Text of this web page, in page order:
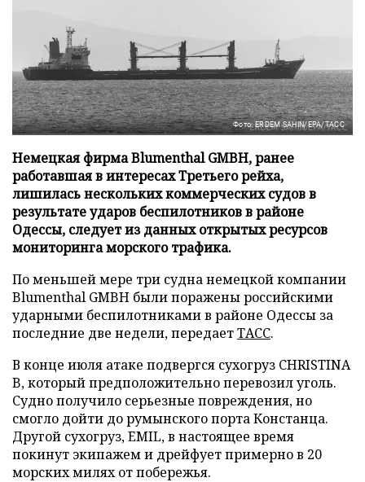
Фото: ERDEM SAHIN/EPA/ТАСС
Немецкая фирма Blumenthal GMBH, ранее
работавшая в интересах Третьего рейха,
лишилась нескольких коммерческих судов в
результате ударов беспилотников в районе
Одессы, следует из данных открытых ресурсов
мониторинга морского трафика.
По меньшей мере три судна немецкой компании
Blumenthal GMBH были поражены российскими
ударными беспилотниками в районе Одессы за
последние две недели, передаетТАСС.
В конце июля атаке подвергся сухогруз CHRISTINA
B, который предположительно перевозил уголь.
Судно получило серьезные повреждения, но
смогло дойти до румынского порта Констанца.
Другой сухогруз, EMIL, в настоящее время
покинут экипажем и дрейфует примерно в 20
морских милях от побережья.